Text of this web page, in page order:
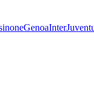
GenoaInter